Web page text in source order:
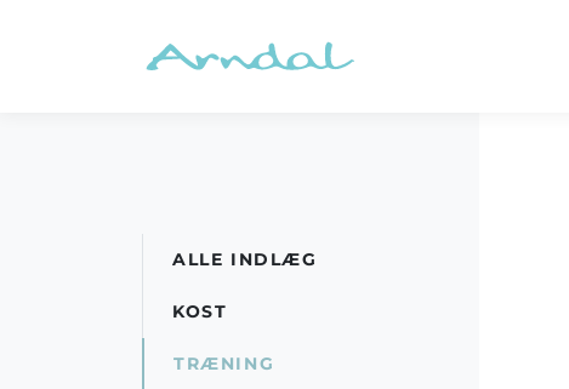
ALLE INDLÆG
KOST
TRÆNING